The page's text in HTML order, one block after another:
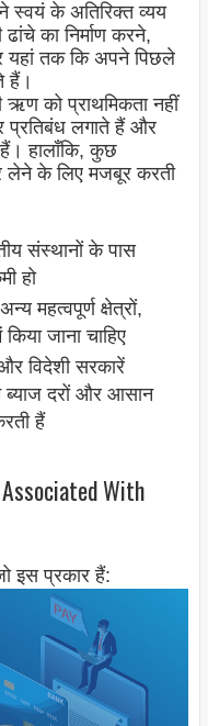
स्वयं के अतिरिक्त व्यय
ढांचे का निर्माण करने,
यहां तक ​​कि अपने पिछले
हैं।
ऋण को प्राथमिकता नहीं
प्रतिबंध लगाते हैं और
हालाँकि, कुछ
लेने के लिए मजबूर करती
संस्थानों के पास
हो
महत्वपूर्ण क्षेत्रों,
जाना चाहिए
विदेशी सरकारें
दरों और आसान
हैं
With
इस प्रकार हैं: